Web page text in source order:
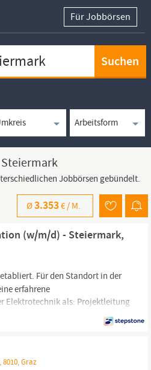
Für Jobbörsen
Jobbörsen gebündelt.
Ø3.353€ / M.
(w/m/d) - Steiermark,
etabliert. Für den Standort in der
erfahrene
Elektrotechnik als: Projektleitung
Teamleitung mit Weitblick –
Firmen-PKW In dieser
eines...
Graz